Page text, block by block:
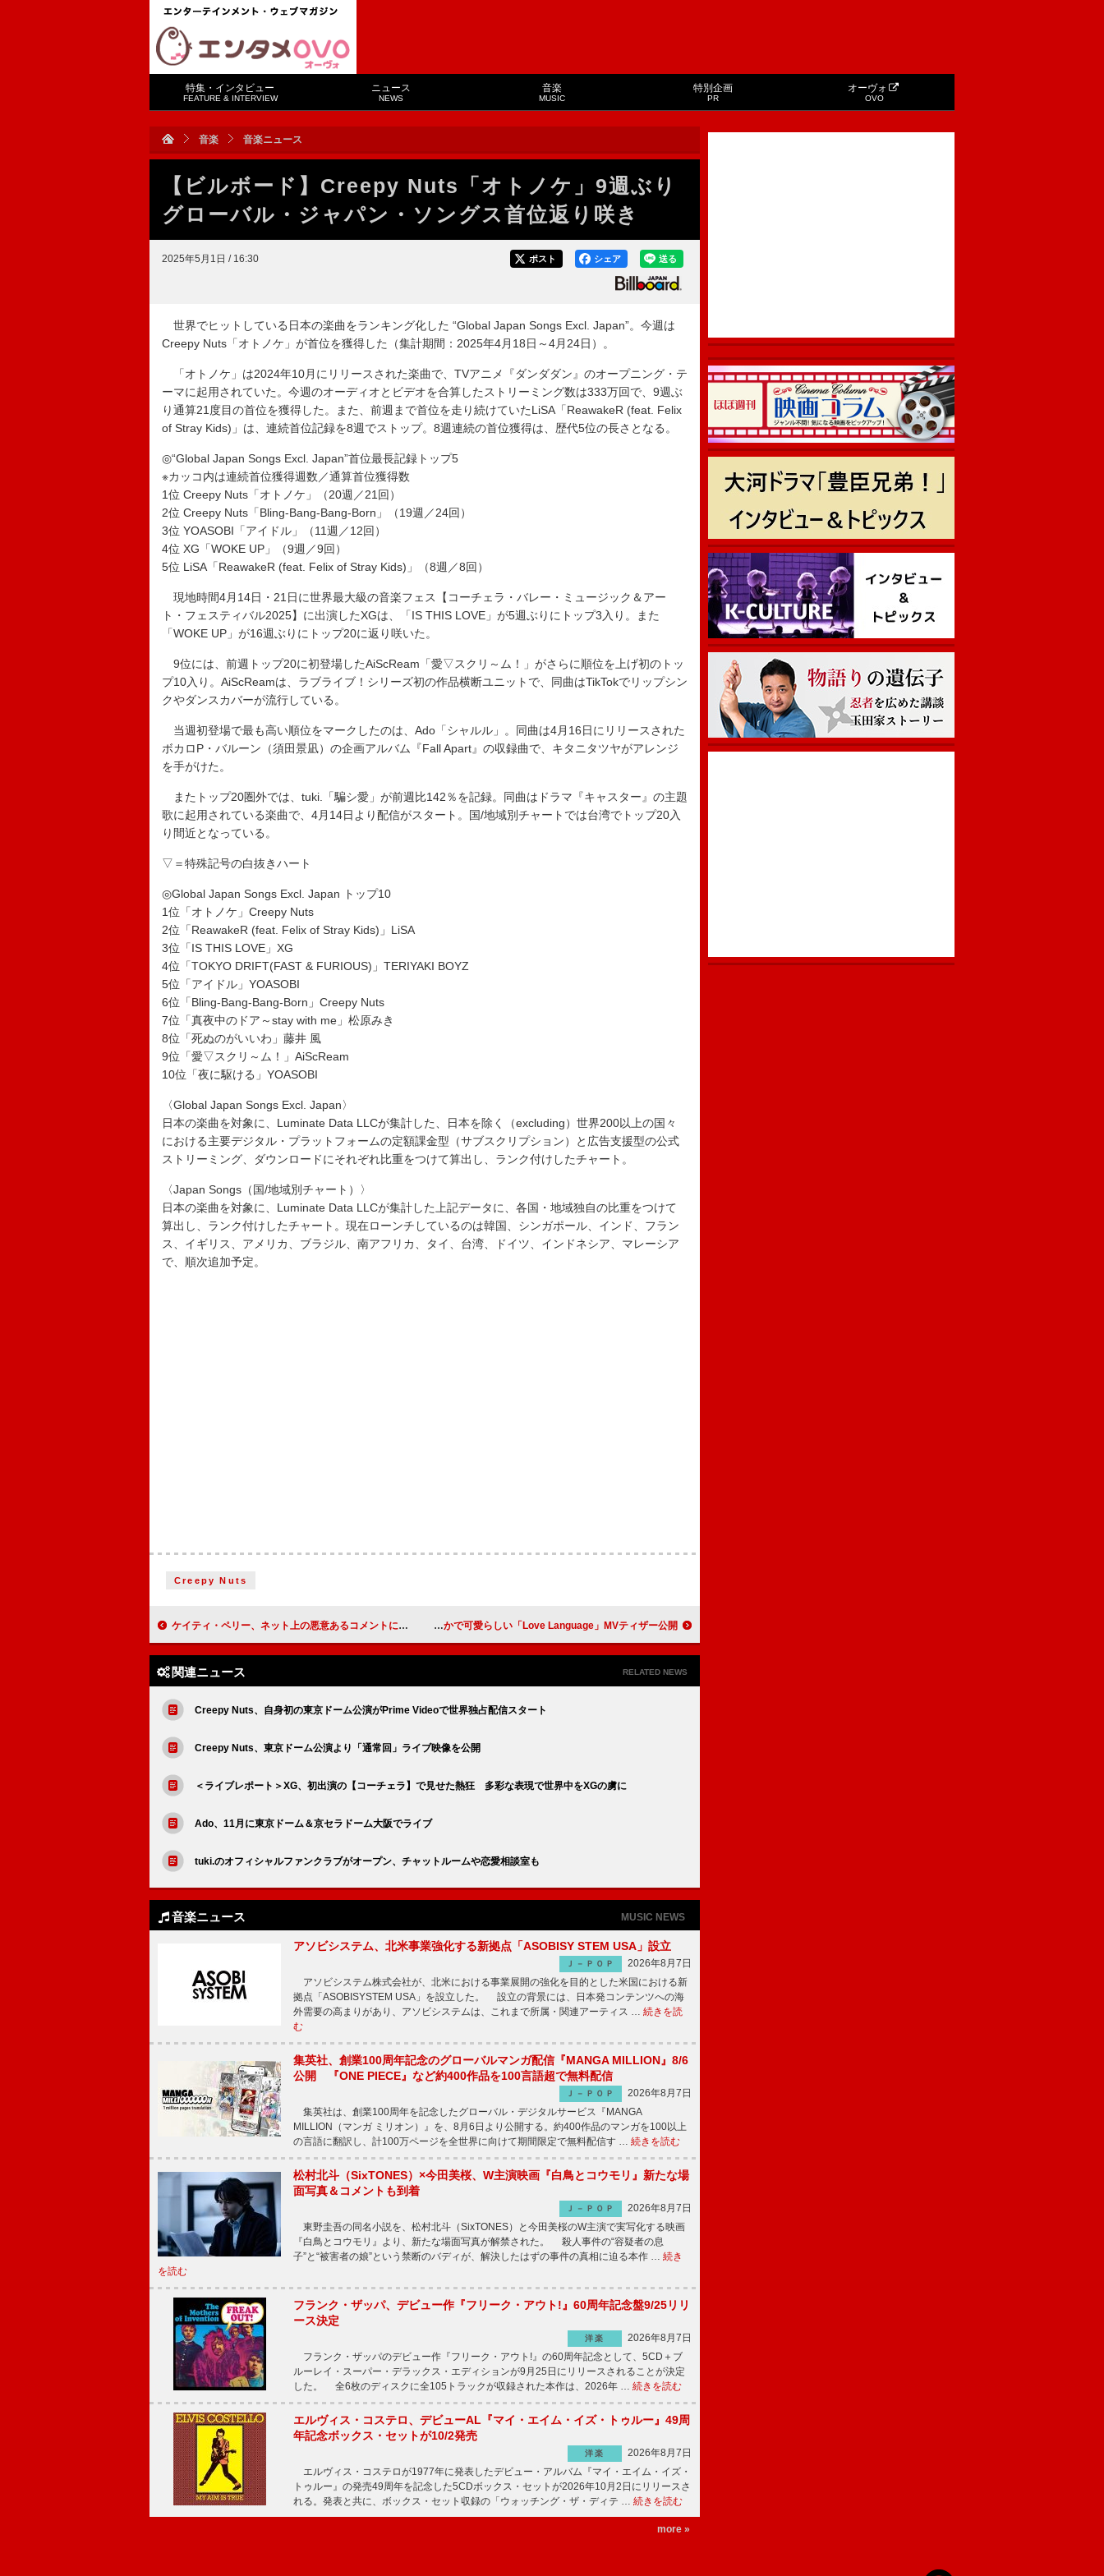
特集・インタビュー
FEATURE & INTERVIEW
ニュース
NEWS
音楽
MUSIC
特別企画
PR
オーヴォ
OVO
音楽 音楽ニュース
【ビルボード】Creepy Nuts「オトノケ」9週ぶり
グローバル・ジャパン・ソングス首位返り咲き
2025年5月1日 / 16:30 送る
シェア
ポスト
世界でヒットしている日本の楽曲をランキング化した “Global Japan Songs Excl. Japan”。今週は
Creepy Nuts「オトノケ」が首位を獲得した（集計期間：2025年4月18日～4月24日）。
「オトノケ」は2024年10月にリリースされた楽曲で、TVアニメ『ダンダダン』のオープニング・テ
ーマに起用されていた。今週のオーディオとビデオを合算したストリーミング数は333万回で、9週ぶ
り通算21度目の首位を獲得した。また、前週まで首位を走り続けていたLiSA「ReawakeR (feat. Felix
of Stray Kids)」は、連続首位記録を8週でストップ。8週連続の首位獲得は、歴代5位の長さとなる。
◎“Global Japan Songs Excl. Japan”首位最長記録トップ5
※カッコ内は連続首位獲得週数／通算首位獲得数
1位 Creepy Nuts「オトノケ」（20週／21回）
2位 Creepy Nuts「Bling-Bang-Bang-Born」（19週／24回）
3位 YOASOBI「アイドル」（11週／12回）
4位 XG「WOKE UP」（9週／9回）
5位 LiSA「ReawakeR (feat. Felix of Stray Kids)」（8週／8回）
現地時間4月14日・21日に世界最大級の音楽フェス【コーチェラ・バレー・ミュージック＆アー
ト・フェスティバル2025】に出演したXGは、「IS THIS LOVE」が5週ぶりにトップ3入り。また
「WOKE UP」が16週ぶりにトップ20に返り咲いた。
9位には、前週トップ20に初登場したAiScReam「愛▽スクリ～ム！」がさらに順位を上げ初のトッ
プ10入り。AiScReamは、ラブライブ！シリーズ初の作品横断ユニットで、同曲はTikTokでリップシン
クやダンスカバーが流行している。
当週初登場で最も高い順位をマークしたのは、Ado「シャルル」。同曲は4月16日にリリースされた
ボカロP・バルーン（須田景凪）の企画アルバム『Fall Apart』の収録曲で、キタニタツヤがアレンジ
を手がけた。
またトップ20圏外では、tuki.「騙シ愛」が前週比142％を記録。同曲はドラマ『キャスター』の主題
歌に起用されている楽曲で、4月14日より配信がスタート。国/地域別チャートでは台湾でトップ20入
り間近となっている。
▽＝特殊記号の白抜きハート
◎Global Japan Songs Excl. Japan トップ10
1位「オトノケ」Creepy Nuts
2位「ReawakeR (feat. Felix of Stray Kids)」LiSA
3位「IS THIS LOVE」XG
4位「TOKYO DRIFT(FAST & FURIOUS)」TERIYAKI BOYZ
5位「アイドル」YOASOBI
6位「Bling-Bang-Bang-Born」Creepy Nuts
7位「真夜中のドア～stay with me」松原みき
8位「死ぬのがいいわ」藤井 風
9位「愛▽スクリ～ム！」AiScReam
10位「夜に駆ける」YOASOBI
〈Global Japan Songs Excl. Japan〉
日本の楽曲を対象に、Luminate Data LLCが集計した、日本を除く（excluding）世界200以上の国々
における主要デジタル・プラットフォームの定額課金型（サブスクリプション）と広告支援型の公式
ストリーミング、ダウンロードにそれぞれ比重をつけて算出し、ランク付けしたチャート。
〈Japan Songs（国/地域別チャート）〉
日本の楽曲を対象に、Luminate Data LLCが集計した上記データに、各国・地域独自の比重をつけて
算出し、ランク付けしたチャート。現在ローンチしているのは韓国、シンガポール、インド、フラン
ス、イギリス、アメリカ、ブラジル、南アフリカ、タイ、台湾、ドイツ、インドネシア、マレーシア
で、順次追加予定。
Creepy Nuts
ケイティ・ペリー、ネット上の悪意あるコメントに対してファンへのメッセージで反論 TOMORROW X TOGETHER、爽やかで可愛らしい「Love Language」MVティザー公開
関連ニュース RELATED NEWS
Creepy Nuts、自身初の東京ドーム公演がPrime Videoで世界独占配信スタート
Creepy Nuts、東京ドーム公演より「通常回」ライブ映像を公開
＜ライブレポート＞XG、初出演の【コーチェラ】で見せた熱狂 多彩な表現で世界中をXGの虜に
Ado、11月に東京ドーム＆京セラドーム大阪でライブ
tuki.のオフィシャルファンクラブがオープン、チャットルームや恋愛相談室も
音楽ニュース MUSIC NEWS
アソビシステム、北米事業強化する新拠点「ASOBISY STEM USA」設立
Ｊ－ＰＯＰ
2026年8月7日
アソビシステム株式会社が、北米における事業展開の強化を目的とした米国における新
拠点「ASOBISYSTEM USA」を設立した。 設立の背景には、日本発コンテンツへの海
外需要の高まりがあり、アソビシステムは、これまで所属・関連アーティス … 続きを読
む
集英社、創業100周年記念のグローバルマンガ配信『MANGA MILLION』8/6
公開 『ONE PIECE』など約400作品を100言語超で無料配信
Ｊ－ＰＯＰ
2026年8月7日
集英社は、創業100周年を記念したグローバル・デジタルサービス『MANGA
MILLION（マンガ ミリオン）』を、8月6日より公開する。約400作品のマンガを100以上
の言語に翻訳し、計100万ページを全世界に向けて期間限定で無料配信す … 続きを読む
松村北斗（SixTONES）×今田美桜、W主演映画『白鳥とコウモリ』新たな場
面写真＆コメントも到着
Ｊ－ＰＯＰ
2026年8月7日
東野圭吾の同名小説を、松村北斗（SixTONES）と今田美桜のW主演で実写化する映画
『白鳥とコウモリ』より、新たな場面写真が解禁された。 殺人事件の“容疑者の息
子”と“被害者の娘”という禁断のバディが、解決したはずの事件の真相に迫る本作 … 続き
を読む
フランク・ザッパ、デビュー作『フリーク・アウト!』60周年記念盤9/25リリ
ース決定
洋楽
2026年8月7日
フランク・ザッパのデビュー作『フリーク・アウト!』の60周年記念として、5CD＋ブ
ルーレイ・スーパー・デラックス・エディションが9月25日にリリースされることが決定
した。 全6枚のディスクに全105トラックが収録された本作は、2026年 … 続きを読む
エルヴィス・コステロ、デビューAL『マイ・エイム・イズ・トゥルー』49周
年記念ボックス・セットが10/2発売
洋楽
2026年8月7日
エルヴィス・コステロが1977年に発表したデビュー・アルバム『マイ・エイム・イズ・
トゥルー』の発売49周年を記念した5CDボックス・セットが2026年10月2日にリリースさ
れる。発表と共に、ボックス・セット収録の「ウォッチング・ザ・ディテ … 続きを読む
more »